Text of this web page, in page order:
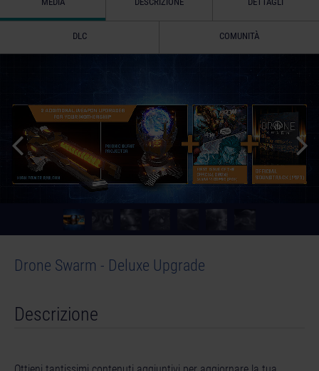
DLC COMUNITÀ
Drone Swarm - Deluxe Upgrade
Descrizione